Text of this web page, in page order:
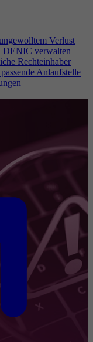
Verlust
DENIC verwalten
Rechteinhaber
Anlaufstelle